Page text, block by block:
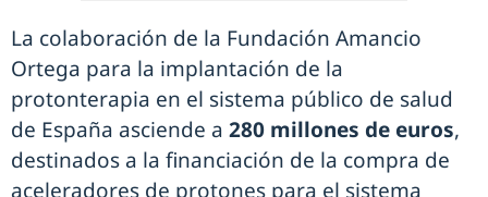
La colaboración de la Fundación Amancio
Ortega para la implantación de la
protonterapia en el sistema público de salud
de España asciende a 280 millones de euros,
destinados a la financiación de la compra de
aceleradores de protones para el sistema